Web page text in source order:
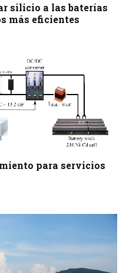
silicio a las baterías
más eficientes
para servicios